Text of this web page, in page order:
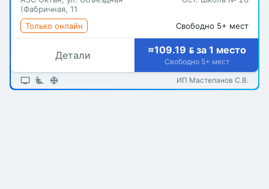
(Фабричная, 11
Только онлайн Свободно 5+ мест
Детали ≈109.19  за 1 место
Свободно 5+ мест
ИП Мастепанов С.В.